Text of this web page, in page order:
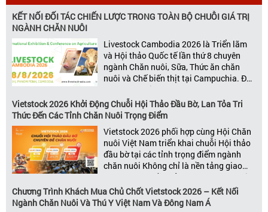
KẾT NỐI ĐỐI TÁC CHIẾN LƯỢC TRONG TOÀN BỘ CHUỖI GIÁ TRỊ
NGÀNH CHĂN NUÔI
Livestock Cambodia 2026 là Triển lãm
và Hội thảo Quốc tế lần thứ 8 chuyên
ngành Chăn nuôi, Sữa, Thức ăn chăn
nuôi và Chế biến thịt tại Campuchia. Đây
được đánh giá là một trong những sự
kiện thương mại thường niên uy tín và
đáng chú ý nhất của ngành nông nghiệp
– chăn […]
Vietstock 2026 Khởi Động Chuỗi Hội Thảo Đầu Bờ, Lan Tỏa Tri
Thức Đến Các Tỉnh Chăn Nuôi Trọng Điểm
Vietstock 2026 phối hợp cùng Hội Chăn
nuôi Việt Nam triển khai chuỗi Hội thảo
đầu bờ tại các tỉnh trọng điểm ngành
chăn nuôi Không chỉ là nền tảng giao
thương hàng đầu của ngành chăn nuôi
và thú y, Vietstock còn là triển lãm duy
nhất tại Việt Nam tổ chức thường niên
Chương Trình Khách Mua Chủ Chốt Vietstock 2026 – Kết Nối
Ngành Chăn Nuôi Và Thú Y Việt Nam Và Đông Nam Á